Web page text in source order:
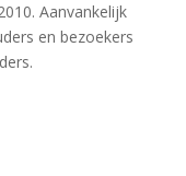
Aanvankelijk
en bezoekers